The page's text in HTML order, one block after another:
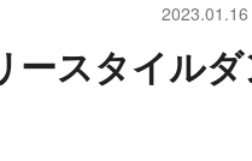
ースタイル